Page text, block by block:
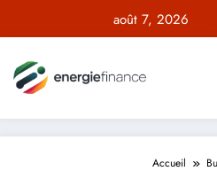
contenu
août 7, 2026
Accueil